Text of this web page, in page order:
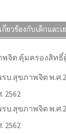
ยวข้องกับเด็กและเ
พจิต คุ้มครองสิทธิ์
บ.สุขภาพจิต พ.ศ
2562
บ.สุขภาพจิต พ.ศ
2562